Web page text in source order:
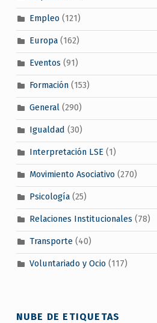
Empleo (121)
Europa(162)
Eventos (91)
Formación(153)
General(290)
Igualdad (30)
Interpretación LSE(1)
Movimiento Asociativo (270)
Psicología(25)
Relaciones Institucionales (78)
Transporte(40)
Voluntariado y Ocio (117)
NUBE DE ETIQUETAS